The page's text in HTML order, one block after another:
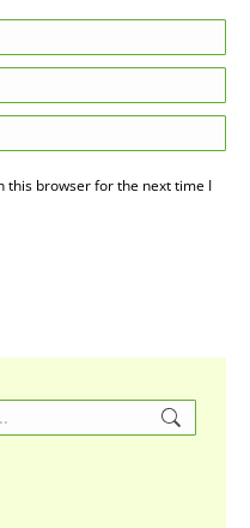
this browser for the next time I